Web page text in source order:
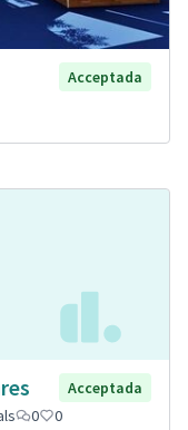
Acceptada
Acceptada
0 0